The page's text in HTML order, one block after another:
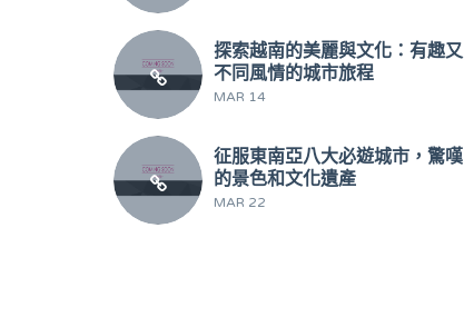
探索越南的美麗與文化：有趣又
不同風情的城市旅程
MAR 14
征服東南亞八大必遊城市，驚嘆
的景色和文化遺產
MAR 22